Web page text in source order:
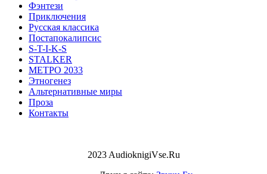
Фэнтези
Приключения
Русская классика
Постапокалипсис
S-T-I-K-S
STALKER
МЕТРО 2033
Этногенез
Альтернативные миры
Проза
Контакты
2023 AudioknigiVse.Ru